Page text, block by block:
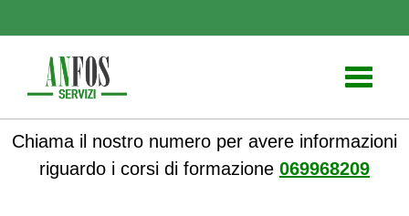
Toggle
Chiama il nostro numero per avere informazioni
riguardo i corsi di formazione 069968209